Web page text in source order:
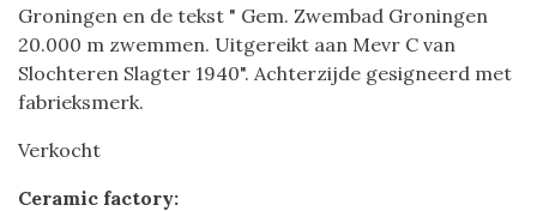
Groningen en de tekst " Gem. Zwembad Groningen
20.000 m zwemmen. Uitgereikt aan Mevr C van
Slochteren Slagter 1940". Achterzijde gesigneerd met
fabrieksmerk.
Verkocht
Ceramic factory: